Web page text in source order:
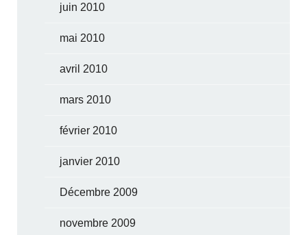
juin 2010
mai 2010
avril 2010
mars 2010
février 2010
janvier 2010
Décembre 2009
novembre 2009